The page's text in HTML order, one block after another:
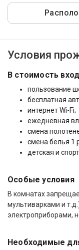
Условия
В стоимость
пользование
бесплатная
интернет Wi-Fi;
ежедневная
смена
смена белья 1
детская и
Особые условия
В комнатах
мультиварками и
электроприборами,
Необходимые